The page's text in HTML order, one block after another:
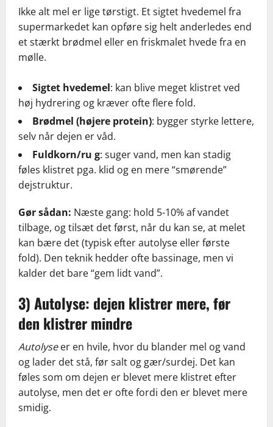
Ikke alt mel er lige tørstigt. Et sigtet hvedemel fra
supermarkedet kan opføre sig helt anderledes end
et stærkt brødmel eller en friskmalet hvede fra en
mølle.
Sigtet hvedemel: kan blive meget klistret ved
høj hydrering og kræver ofte flere fold.
Brødmel (højere protein): bygger styrke lettere,
selv når dejen er våd.
Fuldkorn/ru g: suger vand, men kan stadig
føles klistret pga. klid og en mere “smørende”
dejstruktur.
Gør sådan: Næste gang: hold 5-10% af vandet
tilbage, og tilsæt det først, når du kan se, at melet
kan bære det (typisk efter autolyse eller første
fold). Den teknik hedder ofte bassinage, men vi
kalder det bare “gem lidt vand”.
3) Autolyse: dejen klistrer mere, før
den klistrer mindre
Autolyseer en hvile, hvor du blander mel og vand
og lader det stå, før salt og gær/surdej. Det kan
føles som om dejen er blevet mere klistret efter
autolyse, men det er ofte fordi den er blevet mere
smidig.